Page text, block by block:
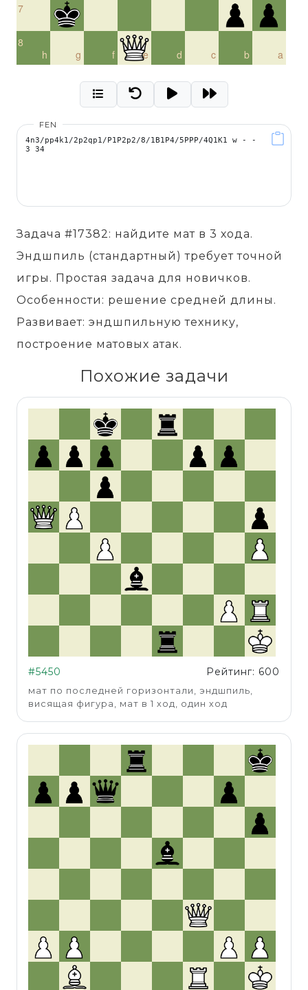
7
h
8
g
f e d c b a
FEN
Задача #17382: найдите мат в 3 хода.
Эндшпиль (стандартный) требует точной
игры. Простая задача для новичков.
Особенности: решение средней длины.
Развивает: эндшпильную технику,
построение матовых атак.
Похожие задачи
#5450 Рейтинг: 600
мат по последней горизонтали, эндшпиль,
висящая фигура, мат в 1 ход, один ход